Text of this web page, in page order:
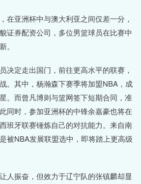
在亚洲杯中与澳大利亚之间仅差一分，
证券配资公司，多位男篮球员在比赛中
。
决定走出国门，前往更高水平的联赛，
。其中，杨瀚森下赛季将加盟NBA，成
。而曾凡博则与篮网签下短期合同，准
同时，参加亚洲杯的中锋余嘉豪也将在
班牙联赛锤炼自己的对抗能力。来自南
被NBA发展联盟选中，即将踏上更高级
人振奋，但效力于辽宁队的张镇麟却显